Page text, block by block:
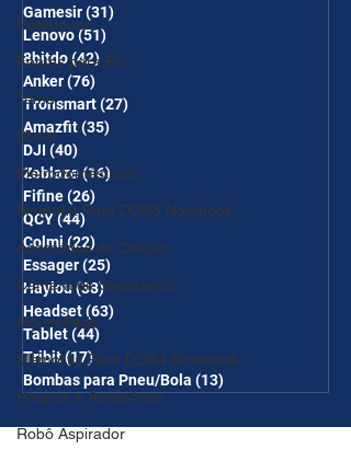
Notebooks
Fontes para PC
Temu
Shein
Eletrodomésticos
Memória Ram DDR5 Notebook
Acessórios de Celular
Câmera de Segurança
MousePads
Memórtia Ram DDR4 Notebook
Roupas e Acessórios
Robô Aspirador
Gamesir(31)
Lenovo(51)
8bitdo(42) 42 posts
Anker(76)
Tronsmart(27)
Amazfit(35)
DJI (40)
Zeblaze(16)16 posts
Fifine(26)
QCY(44) 44 posts
Colmi(22)22 posts
Essager(25)
Haylou(38)38 posts
Headset(63)
Tablet(44)
Tribit(17)17 posts
Bombas para Pneu/Bola (13)